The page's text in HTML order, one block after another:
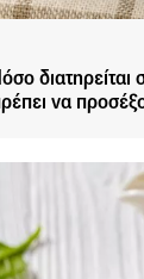
διατηρείται
να